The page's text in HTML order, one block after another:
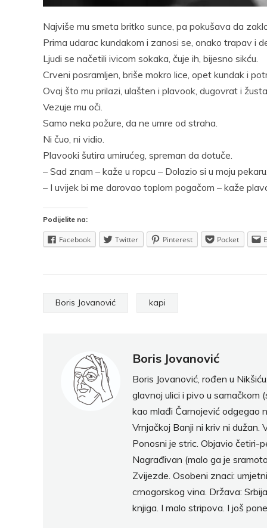
Najviše mu smeta britko sunce, pa pokušava da
Prima udarac kundakom i zanosi se, onako trapav i
Ljudi se načetili ivicom sokaka, čuje ih, bijesno sikću.
Crveni posramljen, briše mokro lice, opet kundak i
Ovaj što mu prilazi, ulašten i plavook, dugovrat i
Vezuje mu oči.
Samo neka požure, da ne umre od straha.
Ni čuo, ni vidio.
Plavooki šutira umirućeg, spreman da dotuče.
– Sad znam – kaže u ropcu – Dolazio si u moju pekaru.
– I uvijek bi me darovao toplom pogačom – kaže
Podijelite na:
Facebook Twitter Pinterest Pocket
Boris Jovanović kapi
Boris Jovanović
Boris Jovanović, rođen u
glavnoj ulici i pivo u samačkom
kao mlađi Čarnojević odgegao
Vrnjačkoj Banji ni kriv ni
Ponosni je stric. Objavio četiri-
Nagrađivan (malo ga je
Zvijezde. Osobeni znaci:
crnogorskog vina. Država:
knjiga. I malo stripova. I još
Pocket